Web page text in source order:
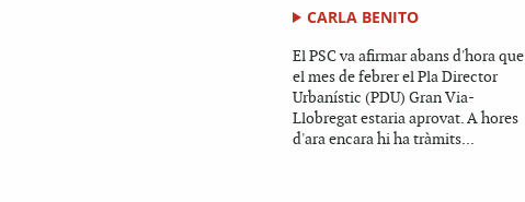
CARLA BENITO
El PSC va afirmar abans d'hora que
el mes de febrer el Pla Director
Urbanístic (PDU) Gran Via-
Llobregat estaria aprovat. A hores
d'ara encara hi ha tràmits...